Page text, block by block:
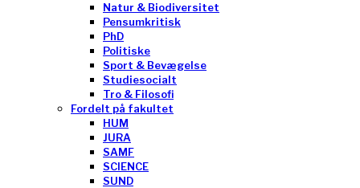
Natur & Biodiversitet
Pensumkritisk
PhD
Politiske
Sport & Bevægelse
Studiesocialt
Tro & Filosofi
Fordelt på fakultet
HUM
JURA
SAMF
SCIENCE
SUND